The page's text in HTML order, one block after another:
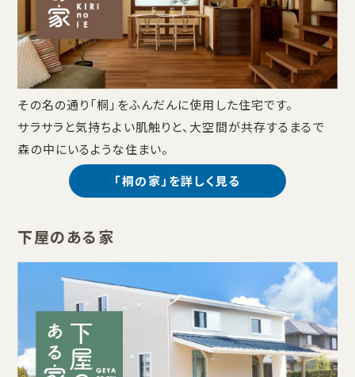
その名の通り「桐」をふんだんに使用した住宅です。
サラサラと気持ちよい肌触りと、大空間が共存するまるで
森の中にいるような住まい。
「桐の家」を詳しく見る
下屋のある家